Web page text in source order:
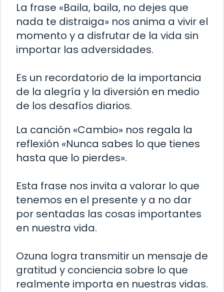
La frase «Baila, baila, no dejes que
nada te distraiga» nos anima a vivir el
momento y a disfrutar de la vida sin
importar las adversidades.
Es un recordatorio de la importancia
de la alegría y la diversión en medio
de los desafíos diarios.
La canción «Cambio» nos regala la
reflexión «Nunca sabes lo que tienes
hasta que lo pierdes».
Esta frase nos invita a valorar lo que
tenemos en el presente y a no dar
por sentadas las cosas importantes
en nuestra vida.
Ozuna logra transmitir un mensaje de
gratitud y conciencia sobre lo que
realmente importa en nuestras vidas.